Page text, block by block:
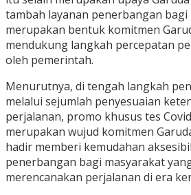
tambah layanan penerbangan bagi
merupakan bentuk komitmen
mendukung langkah percepatan
oleh pemerintah.
Menurutnya, di tengah langkah
melalui sejumlah penyesuaian
perjalanan, promo khusus tes
merupakan wujud komitmen
hadir memberi kemudahan
penerbangan bagi masyarakat
merencanakan perjalanan di era